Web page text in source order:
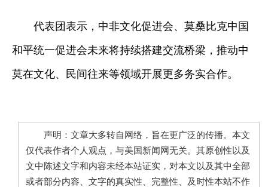
代表团表示，中非文化促进会、莫桑比克中国
和平统一促进会未来将持续搭建交流桥梁，推动中
莫在文化、民间往来等领域开展更多务实合作。
声明：文章大多转自网络，旨在更广泛的传播。本文
仅代表作者个人观点，与美国新闻网无关。其原创性以及
文中陈述文字和内容未经本站证实，对本文以及其中全部
或者部分内容、文字的真实性、完整性、及时性本站不作